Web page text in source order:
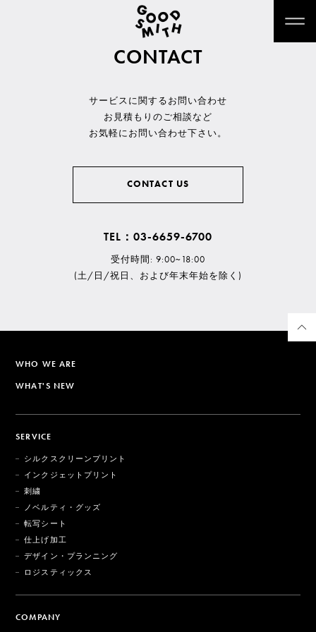
CONTACT
サービスに関するお問い合わせ
お見積もりのご相談など
お気軽にお問い合わせ下さい。
CONTACT US
TEL：03-6659-6700
受付時間: 9:00~18:00
(土/日/祝日、および年末年始を除く)
WHO WE ARE
WHAT'S NEW
SERVICE
シルクスクリーンプリント
インクジェットプリント
刺繍
ノベルティ・グッズ
転写シート
仕上げ加工
デザイン・プランニング
ロジスティックス
COMPANY